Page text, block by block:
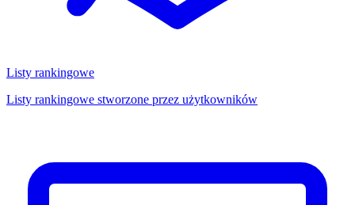
Listy rankingowe
Listy rankingowe stworzone przez użytkowników